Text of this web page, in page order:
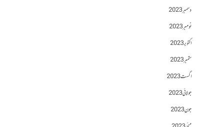
دسمبر 2023
نومبر 2023
اکتوبر 2023
ستمبر 2023
اگست 2023
جولائی 2023
جون 2023